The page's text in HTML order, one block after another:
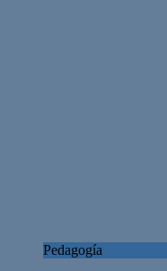
Pedagogía